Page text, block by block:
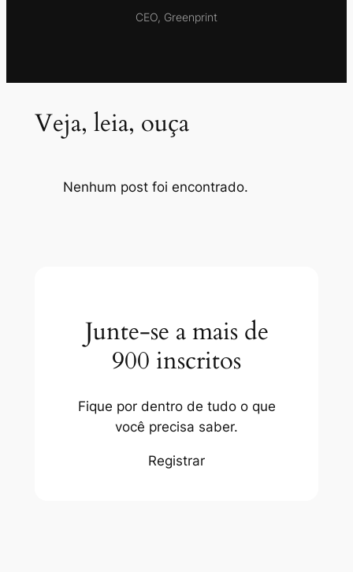
CEO, Greenprint
Veja, leia, ouça
Nenhum post foi encontrado.
Junte-se a mais de
900 inscritos
Fique por dentro de tudo o que
você precisa saber.
Registrar